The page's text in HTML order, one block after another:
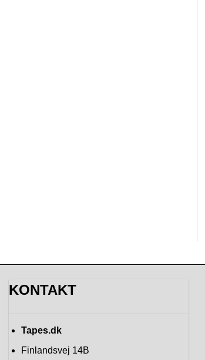
KONTAKT
Tapes.dk
Finlandsvej 14B